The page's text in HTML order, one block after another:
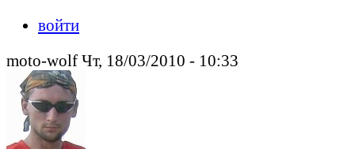
войти
moto-wolf Чт, 18/03/2010 - 10:33